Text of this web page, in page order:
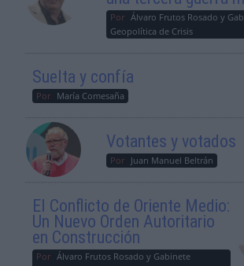
Por Álvaro Frutos Rosado y
Geopolítica de Crisis
Suelta y confía
Por María Comesaña
Votantes y votados
Por Juan Manuel Beltrán
El Conflicto de Oriente Medio:
Un Nuevo Orden Autoritario
en Construcción
Por Álvaro Frutos Rosado y Gabinete